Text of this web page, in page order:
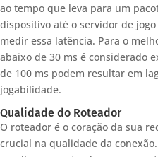
ao tempo que leva para um
dispositivo até o servidor de
medir essa latência. Para o
abaixo de 30 ms é considerado
de 100 ms podem resultar em
jogabilidade.
Qualidade do Roteador
O roteador é o coração da sua
crucial na qualidade da